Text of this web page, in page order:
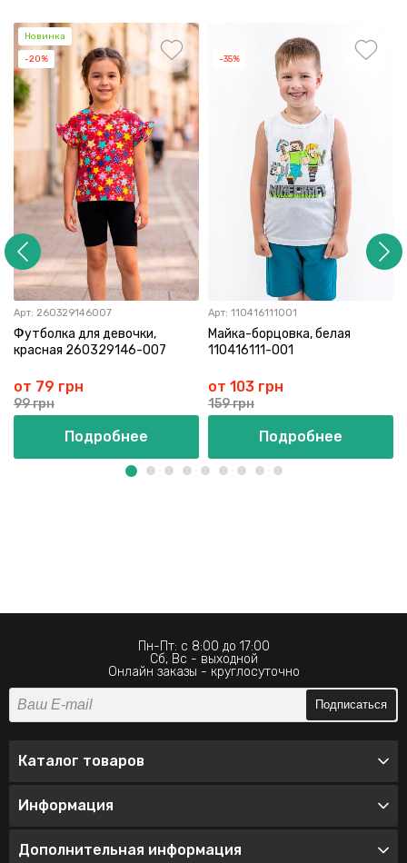
Новинка
-20%
Арт: 260329146007
Футболка для девочки,
красная 260329146-007
от 79 грн
99 грн
Подробнее
-35%
Арт: 110416111001
Майка-борцовка, белая
110416111-001
от 103 грн
159 грн
Подробнее
Пн-Пт: с 8:00 до 17:00
Сб, Вс - выходной
Онлайн заказы - круглосуточно
Подписаться
Каталог товаров
Информация
Дополнительная информация